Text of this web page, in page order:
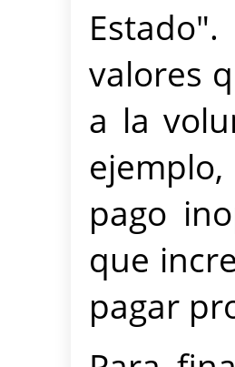
valores
a la
pago
que
pagar